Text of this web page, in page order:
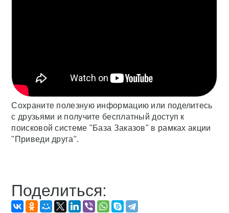
Сохраните полезную информацию или поделитесь
с друзьями и получите бесплатный доступ к
поисковой системе "База Заказов" в рамках акции
"Приведи друга".
Поделиться: